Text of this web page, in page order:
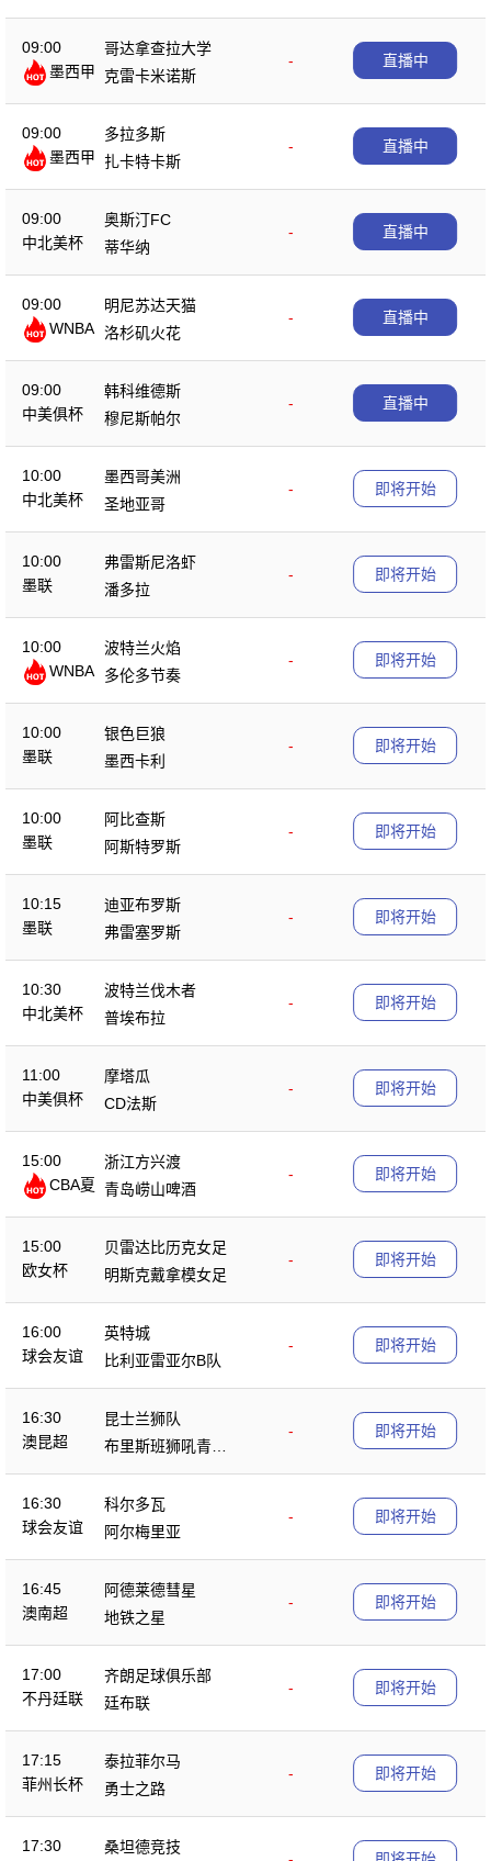
09:00
墨西甲
哥达拿查拉大学
-
克雷卡米诺斯
直播中
09:00
墨西甲
多拉多斯
-
扎卡特卡斯
直播中
09:00
中北美杯
奥斯汀FC
-
蒂华纳
直播中
09:00
WNBA
明尼苏达天猫
-
洛杉矶火花
直播中
09:00
中美俱杯
韩科维德斯
-
穆尼斯帕尔
直播中
10:00
中北美杯
墨西哥美洲
-
圣地亚哥
即将开始
10:00
墨联
弗雷斯尼洛虾
-
潘多拉
即将开始
10:00
WNBA
波特兰火焰
-
多伦多节奏
即将开始
10:00
墨联
银色巨狼
-
墨西卡利
即将开始
10:00
墨联
阿比查斯
-
阿斯特罗斯
即将开始
10:15
墨联
迪亚布罗斯
-
弗雷塞罗斯
即将开始
10:30
中北美杯
波特兰伐木者
-
普埃布拉
即将开始
11:00
中美俱杯
摩塔瓜
-
CD法斯
即将开始
15:00
CBA夏
浙江方兴渡
-
青岛崂山啤酒
即将开始
15:00
欧女杯
贝雷达比历克女足
-
明斯克戴拿模女足
即将开始
16:00
球会友谊
英特城
-
比利亚雷亚尔B队
即将开始
16:30
澳昆超
昆士兰狮队
-
布里斯班狮吼青年
队
即将开始
16:30
球会友谊
科尔多瓦
-
阿尔梅里亚
即将开始
16:45
澳南超
阿德莱德彗星
-
地铁之星
即将开始
17:00
不丹廷联
齐朗足球俱乐部
-
廷布联
即将开始
17:15
菲州长杯
泰拉菲尔马
-
勇士之路
即将开始
17:30
桑坦德竞技